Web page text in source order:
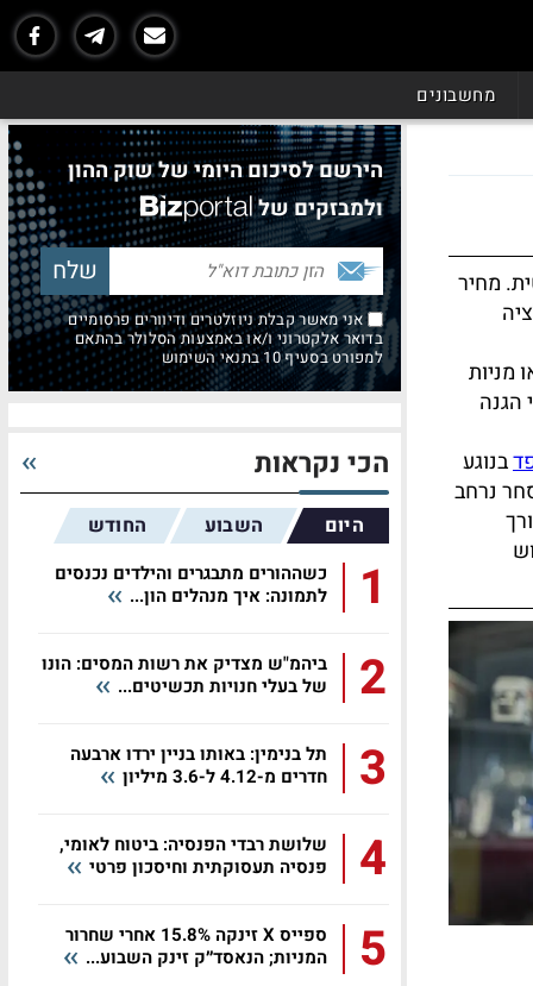
מחשבונים
מחיר
מניות
הגנה
בנוגע
נרחב
הירשם לסיכום היומי של שוק ההון
ולמבזקים של
אני מאשר קבלת ניוזלטרים ודיוורים פרסומיים
בדואר אלקטרוני ו/או באמצעות הסלולר בהתאם
למפורט בסעיף 10 בתנאי השימוש
הכי נקראות
היום השבוע החודש
1
כשההורים מתבגרים והילדים נכנסים
לתמונה: איך מנהלים הון...
2
ביהמ"ש מצדיק את רשות המסים: הונו
של בעלי חנויות תכשיטים...
3
תל בנימין: באותו בניין ירדו ארבעה
חדרים מ-4.12 ל-3.6 מיליון
4
שלושת רבדי הפנסיה: ביטוח לאומי,
פנסיה תעסוקתית וחיסכון פרטי
5
ספייס X זינקה 15.8% אחרי שחרור
המניות; הנאסד״ק זינק השבוע...